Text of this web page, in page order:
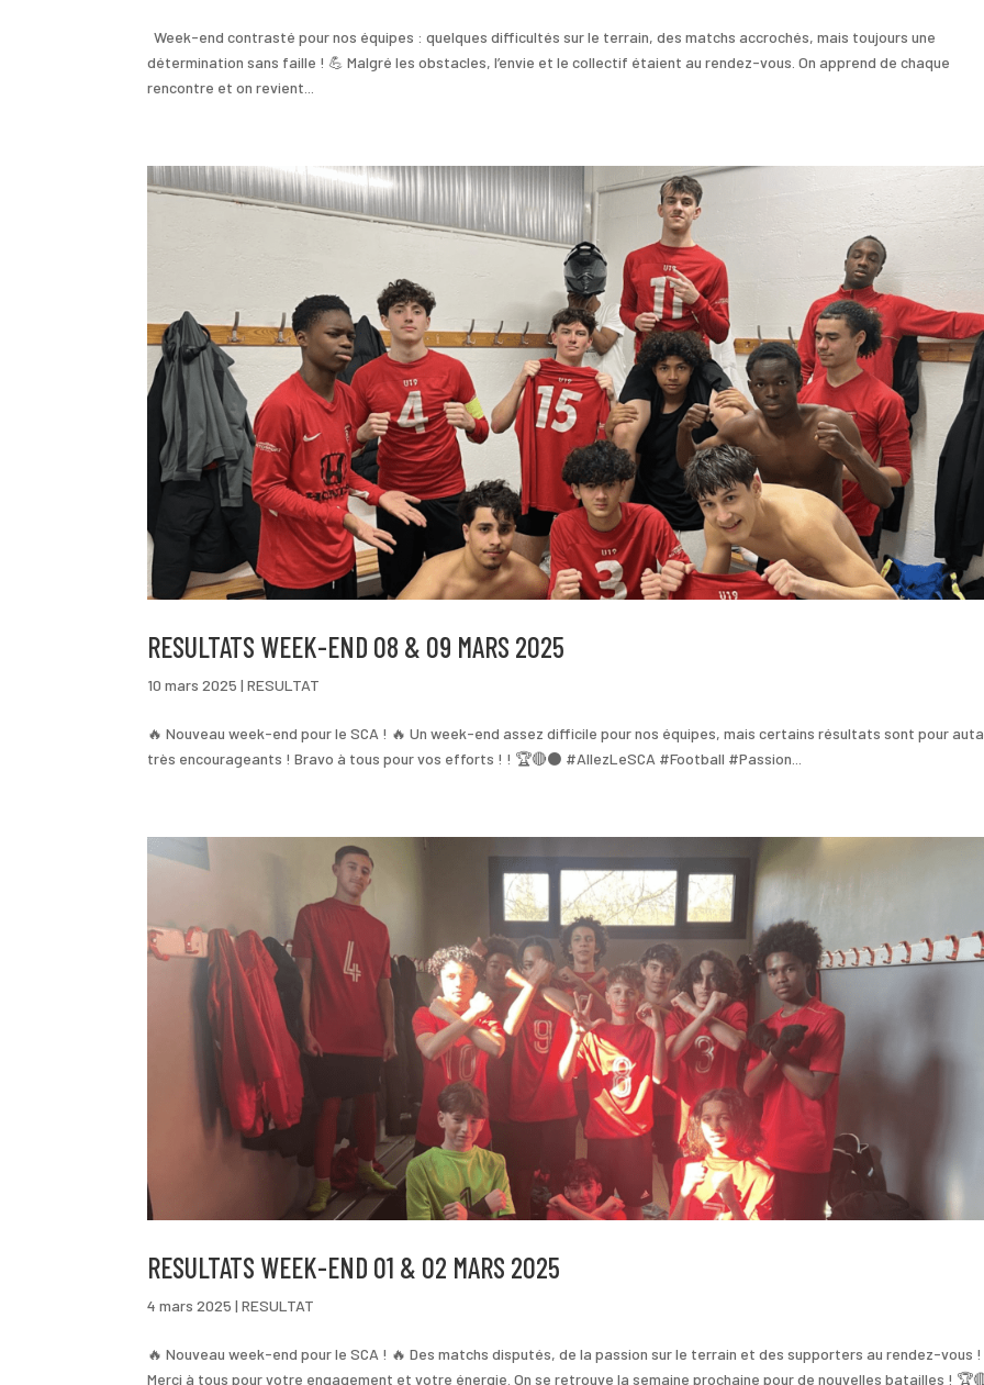
Week-end contrasté pour nos équipes : quelques difficultés sur le terrain, des matchs accrochés, mais toujours une
détermination sans faille ! 💪 Malgré les obstacles, l’envie et le collectif étaient au rendez-vous. On apprend de chaque
rencontre et on revient...
RESULTATS WEEK-END 08 & 09 MARS 2025
10 mars 2025 |RESULTAT
🔥 Nouveau week-end pour le SCA ! 🔥 Un week-end assez difficile pour nos équipes, mais certains résultats sont pour
très encourageants ! Bravo à tous pour vos efforts ! ! 🏆🔴⚫ #AllezLeSCA #Football #Passion...
RESULTATS WEEK-END 01 & 02 MARS 2025
4 mars 2025 |RESULTAT
🔥 Nouveau week-end pour le SCA ! 🔥 Des matchs disputés, de la passion sur le terrain et des supporters au rendez-vous !
Merci à tous pour votre engagement et votre énergie. On se retrouve la semaine prochaine pour de nouvelles batailles !